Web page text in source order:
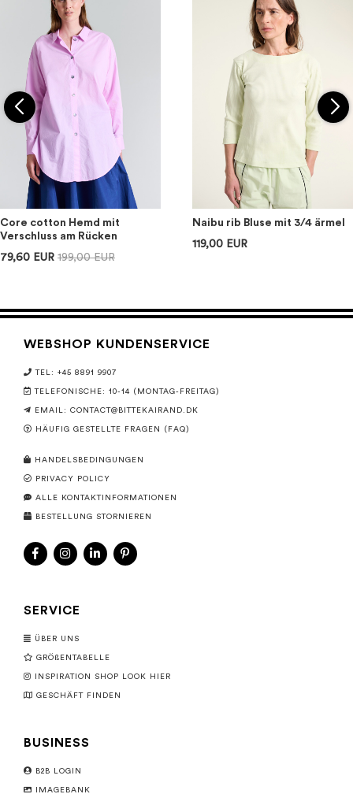
Core cotton Hemd mit
Verschluss am Rücken
79,60 EUR 199,00 EUR
Naibu rib Bluse mit 3/4 ärmel
119,00 EUR
WEBSHOP KUNDENSERVICE
TEL: +45 8891 9907
TELEFONISCHE: 10-14 (MONTAG-FREITAG)
EMAIL: CONTACT@BITTEKAIRAND.DK
HÄUFIG GESTELLTE FRAGEN (FAQ)
HANDELSBEDINGUNGEN
PRIVACY POLICY
ALLE KONTAKTINFORMATIONEN
BESTELLUNG STORNIEREN
SERVICE
ÜBER UNS
GRÖßENTABELLE
INSPIRATION SHOP LOOK HIER
GESCHÄFT FINDEN
BUSINESS
B2B LOGIN
IMAGEBANK